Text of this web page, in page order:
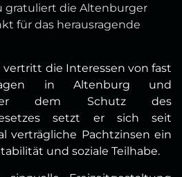
gratuliert die Altenburger
für das herausragende
vertritt die Interessen von fast
in Altenburg und
dem Schutz des
setzt er sich seit
verträgliche Pachtzinsen ein
und soziale Teilhabe.